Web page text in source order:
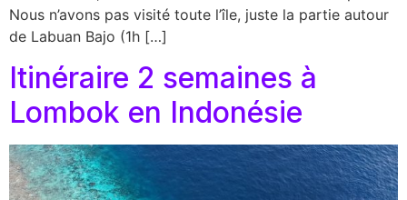
Nous n’avons pas visité toute l’île, juste la partie autour
de Labuan Bajo (1h […]
Itinéraire 2 semaines à
Lombok en Indonésie